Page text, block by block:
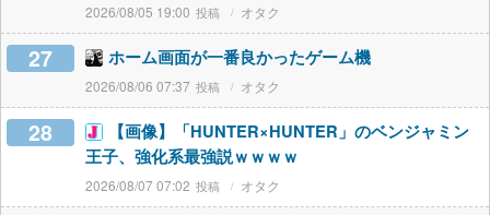
2026/08/05 19:00 オタク
27 ホーム画面が一番良かったゲーム機
2026/08/06 07:37 オタク
28
【画像】「HUNTER×HUNTER」のベンジャミン
王子、強化系最強説ｗｗｗｗ
2026/08/07 07:02 オタク